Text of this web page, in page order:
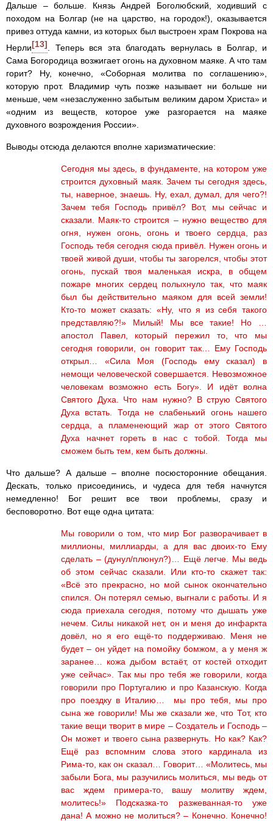
Дальше – больше. Князь Андрей Боголюбский, ходивший с
походом на Болгар (не на царство, на городок!), оказывается
привез оттуда камни, из которых был выстроен храм Покрова на
Нерли[13] . Теперь вся эта благодать вернулась в Болгар, и
Сама Богородица возжигает огонь на духовном маяке. А что там
горит? Ну, конечно, «Соборная молитва по соглашению»,
которую прот. Владимир чуть позже называет ни больше ни
меньше, чем «незаслуженно забытым великим даром Христа» и
«одним из веществ, которое уже разгорается на маяке
духовного возрождения России».
Выводы отсюда делаются вполне харизматические:
Сегодня мы здесь, в фундаменте, на котором уже
строится духовный маяк. Зачем ты сегодня здесь,
ты, наверное, знаешь. Ну, ехал, думал, для чего?!
Зачем тебя Господь привёл? Вот, мы сейчас и
сказали. Маяк-то строится – нужно вещество для
огня, нужен огонь, огонь и твоего сердца, раз
Господь тебя сегодня сюда привёл. Нужен огонь и
твоей живой души, чтобы ты загорелся, чтобы этот
огонь, пускай твоя маленькая искра, в общем
пожаре многих сердец полыхнуло так, что маяк
был бы действительно маяком для всей земли!
Кто-то может сказать: «Ну, что я из себя такого
представляю?!» Милый! Мы все такие! Но …
апостол Павел, который пережил то, что мы
сегодня говорили, он говорит так… Ему Господь
открыл… «Сила Моя (Господь ему сказал) в
немощи человеческой совершается. Невозможное
человекам возможно есть Богу». И идёт волна
Святого Духа. Что нам нужно? В струю Святого
Духа встать. Тогда не слабенький огонь нашего
сердца, а пламенеющий жар от этого Святого
Духа начнет гореть в нас с тобой. Тогда мы
сможем быть тем, кем быть должны.
Что дальше? А дальше – вполне посюсторонние обещания.
Дескать, только присоединись, и чудеса для тебя начнутся
немедленно! Бог решит все твои проблемы, сразу и
бесповоротно. Вот еще одна цитата:
Мы говорили о том, что мир Бог разворачивает в
миллионы, миллиарды, а для вас двоих-то Ему
сделать – (дунул/плюнул?)… Ещё легче. Мы ведь
об этом сейчас сказали. Или кто-то скажет так:
«Всё это прекрасно, но мой сынок окончательно
спился. Он потерял семью, выгнали с работы. И я
сюда приехала сегодня, потому что дышать уже
нечем. Силы никакой нет, он и меня до инфаркта
довёл, но я его ещё-то поддерживаю. Меня не
будет – он уйдет на помойку бомжом, а у меня ж
заранее… кожа дыбом встаёт, от костей отходит
уже сейчас». Так мы про тебя же говорили, когда
говорили про Португалию и про Казанскую. Когда
про поездку в Италию… мы про тебя, мы про
сына же говорили! Мы же сказали же, что Тот, кто
такие вещи творит в мире – Создатель и Господь –
Он может и твоего сына развернуть. Но как? Как?
Ещё раз вспомним слова этого кардинала из
Рима-то, как он сказал… Говорит… «Молитесь, мы
забыли Бога, мы разучились молиться, мы ведь от
вас ждем примера-то, вашу молитву ждем,
молитесь!» Подсказка-то разжеванная-то уже
дана! А можно не молиться? – Конечно. Конечно!